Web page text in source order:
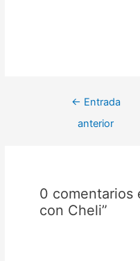
← Entrada
anterior
0 comentarios
con Cheli”